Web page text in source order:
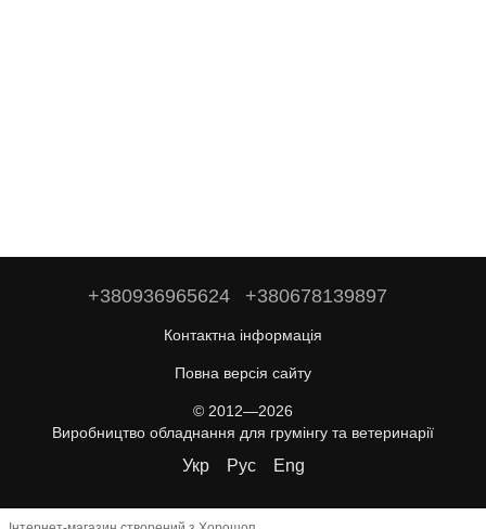
+380936965624 +380678139897
Контактна інформація
Повна версія сайту
© 2012—2026
Виробництво обладнання для грумінгу та ветеринарії
Укр Рус Eng